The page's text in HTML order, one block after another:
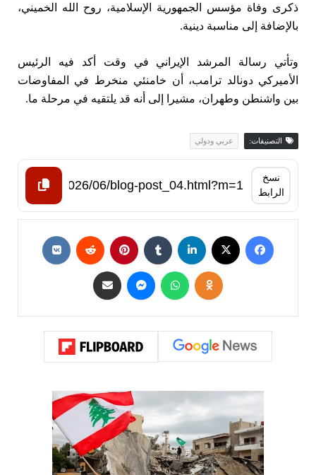
ذكرى وفاة ​مؤسس الجمهورية الإسلامية، روح الله الخميني،
بالإضافة إلى مناسبة ​دينية.
وتأتي رسالة المرشد الإيراني في وقت أكد فيه الرئيس
الأميركي دونالد ترامب، أن خامنئي منخرط في المفاوضات
بين واشنطن وطهران، مشيرا إلى أنه قد يلتقيه في مرحلة ما.
التصنيفات: عربي ودولي
نسخ
الرابط